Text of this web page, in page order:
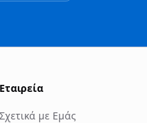
Εταιρεία
Σχετικά με Εμάς